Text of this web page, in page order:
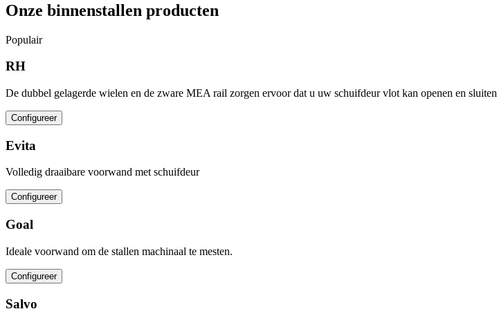
Onze binnenstallen producten
Populair
RH
De dubbel gelagerde wielen en de zware MEA rail zorgen ervoor dat u uw schuifdeur vlot kan openen en sluiten
Configureer
Evita
Volledig draaibare voorwand met schuifdeur
Configureer
Goal
Ideale voorwand om de stallen machinaal te mesten.
Configureer
Salvo